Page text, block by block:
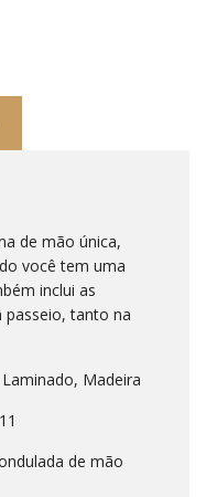
de mão única,
você tem uma
inclui as
passeio, tanto na
Madeira
de mão